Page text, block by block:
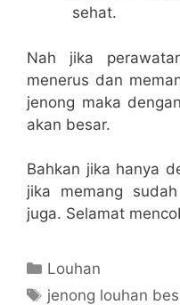
sehat.
Nah jika
menerus dan
jenong maka
akan besar.
Bahkan jika hanya
jika memang
juga. Selamat
Categories
Louhan
Tags
jenong louhan